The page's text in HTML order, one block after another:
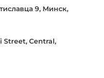
9, Минск,
Street, Central,